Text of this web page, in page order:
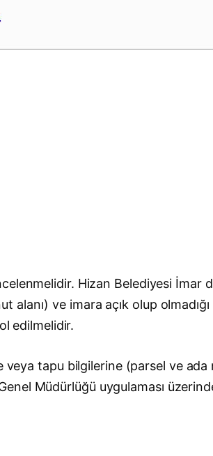
Hizan Belediyesi İmar
alanı) ve imara açık olup
edilmelidir.
veya tapu bilgilerine (parsel ve ada
Müdürlüğü uygulaması